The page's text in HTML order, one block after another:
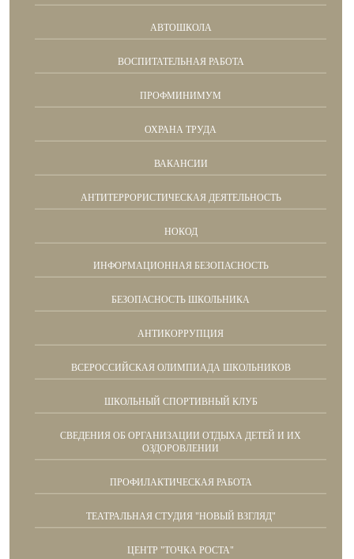
АВТОШКОЛА
ВОСПИТАТЕЛЬНАЯ РАБОТА
ПРОФМИНИМУМ
ОХРАНА ТРУДА
ВАКАНСИИ
АНТИТЕРРОРИСТИЧЕСКАЯ ДЕЯТЕЛЬНОСТЬ
НОКОД
ИНФОРМАЦИОННАЯ БЕЗОПАСНОСТЬ
БЕЗОПАСНОСТЬ ШКОЛЬНИКА
АНТИКОРРУПЦИЯ
ВСЕРОССИЙСКАЯ ОЛИМПИАДА ШКОЛЬНИКОВ
ШКОЛЬНЫЙ СПОРТИВНЫЙ КЛУБ
СВЕДЕНИЯ ОБ ОРГАНИЗАЦИИ ОТДЫХА ДЕТЕЙ И ИХ
ОЗДОРОВЛЕНИИ
ПРОФИЛАКТИЧЕСКАЯ РАБОТА
ТЕАТРАЛЬНАЯ СТУДИЯ "НОВЫЙ ВЗГЛЯД"
ЦЕНТР "ТОЧКА РОСТА"